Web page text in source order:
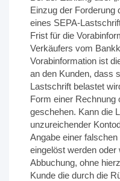
Einzug der Forderung
eines SEPA-
Frist für die
Verkäufers vom
Vorabinformation ist
an den Kunden, dass
Lastschrift belastet
Form einer Rechnung
geschehen. Kann die
unzureichender
Angabe einer
eingelöst werden
Abbuchung, ohne
Kunde die durch die